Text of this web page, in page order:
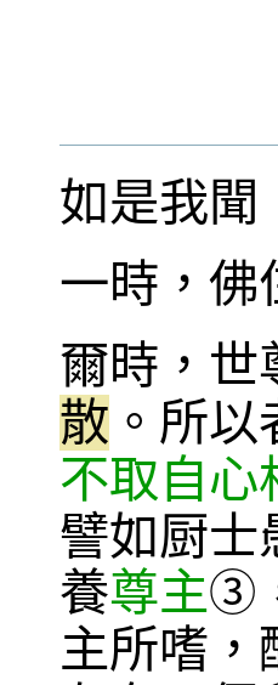
如是我聞
一時，佛
爾時，世
散 。所
不取自心
譬如厨士
養尊主③
主所嗜，